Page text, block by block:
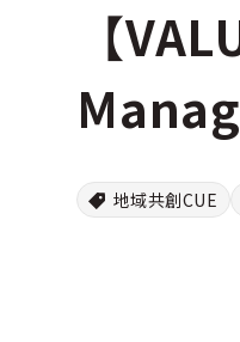
【
地域共創CUE